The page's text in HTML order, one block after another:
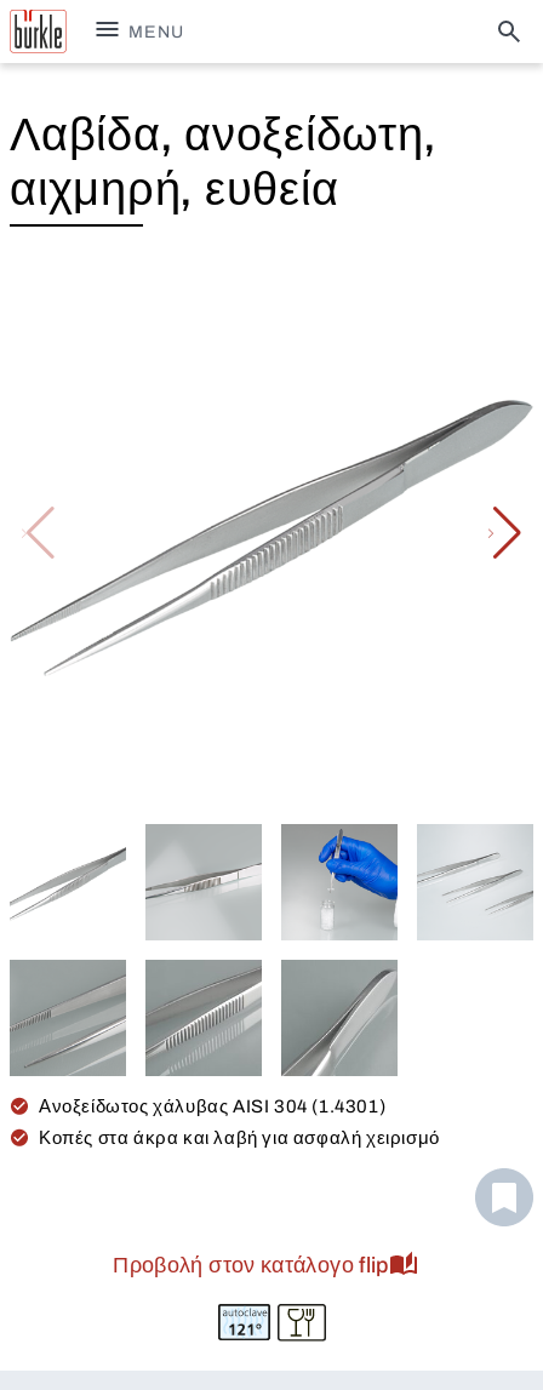
MENU
Λαβίδα, ανοξείδωτη,
αιχμηρή, ευθεία
Ανοξείδωτος χάλυβας AISI 304 (1.4301)
Κοπές στα άκρα και λαβή για ασφαλή χειρισμό
Προβολή στον κατάλογο flip